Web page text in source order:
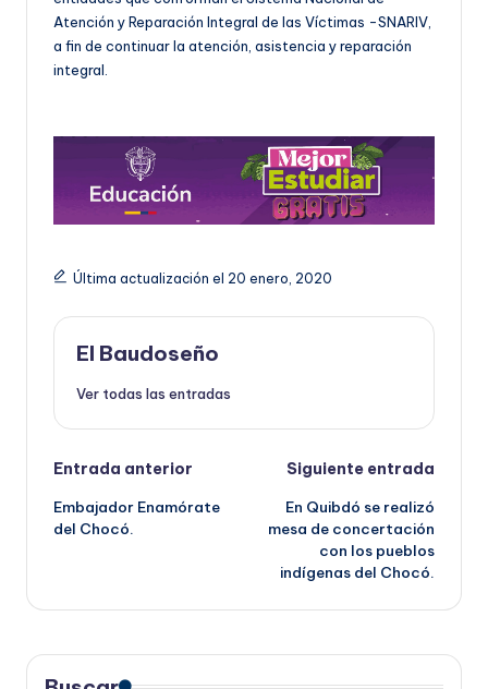
Atención y Reparación Integral de las Víctimas -SNARIV,
a fin de continuar la atención, asistencia y reparación
integral.
Última actualización el 20 enero, 2020
El Baudoseño
Ver todas las entradas
Navegación
de
Entrada anterior
Embajador Enamórate
del Chocó.
Siguiente entrada
En Quibdó se realizó
mesa de concertación
con los pueblos
indígenas del Chocó.